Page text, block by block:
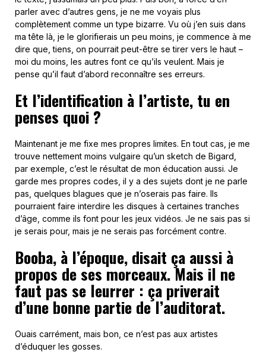
parler avec d’autres gens, je ne me voyais plus
complètement comme un type bizarre. Vu où j’en suis dans
ma tête là, je le glorifierais un peu moins, je commence à me
dire que, tiens, on pourrait peut-être se tirer vers le haut –
moi du moins, les autres font ce qu’ils veulent. Mais je
pense qu’il faut d’abord reconnaître ses erreurs.
Et l’identification à l’artiste, tu en
penses quoi ?
Maintenant je me fixe mes propres limites. En tout cas, je me
trouve nettement moins vulgaire qu’un sketch de Bigard,
par exemple, c’est le résultat de mon éducation aussi. Je
garde mes propres codes, il y a des sujets dont je ne parle
pas, quelques blagues que je n’oserais pas faire. Ils
pourraient faire interdire les disques à certaines tranches
d’âge, comme ils font pour les jeux vidéos. Je ne sais pas si
je serais pour, mais je ne serais pas forcément contre.
Booba, à l’époque, disait ça aussi à
propos de ses morceaux. Mais il ne
faut pas se leurrer : ça priverait
d’une bonne partie de l’auditorat.
Ouais carrément, mais bon, ce n’est pas aux artistes
d’éduquer les gosses.